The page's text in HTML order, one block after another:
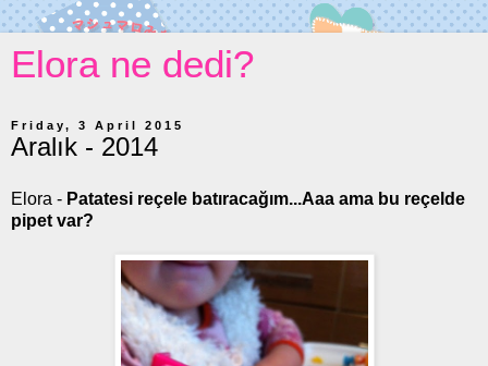
Elora ne dedi?
Friday, 3 April 2015
Aralık - 2014
Elora - Patatesi reçele batıracağım...Aaa ama bu reçelde
pipet var?